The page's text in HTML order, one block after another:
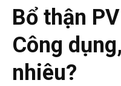
Bổ thận
Công
nhiêu?